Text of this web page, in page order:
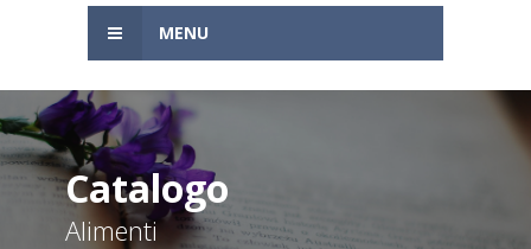
MENU
Catalogo
Alimenti